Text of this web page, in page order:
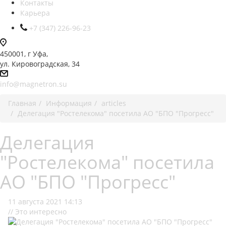
Контакты
Карьера
+7 (347) 226-96-23
450001, г Уфа,
ул. Кировоградская, 34
info@magnetron.su
Главная
Информация
articles
Делегация "Ростелекома" посетила АО "БПО "Прогресс"
Делегация
"Ростелекома" посетила
АО "БПО "Прогресс"
11 августа 2021 14:13
// Это интересно